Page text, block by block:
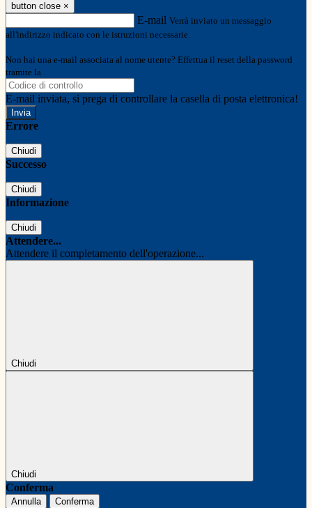
button close ×
E-mail Verrà inviato un messaggio
all'indirizzo indicato con le istruzioni necessarie.
Non hai una e-mail associata al nome utente? Effettua il reset della password
tramite la
E-mail inviata, si prega di controllare la casella di posta elettronica!
Errore
Chiudi
Successo
Chiudi
Informazione
Chiudi
Attendere...
Attendere il completamento dell'operazione...
Chiudi
Chiudi
Conferma
Annulla Conferma